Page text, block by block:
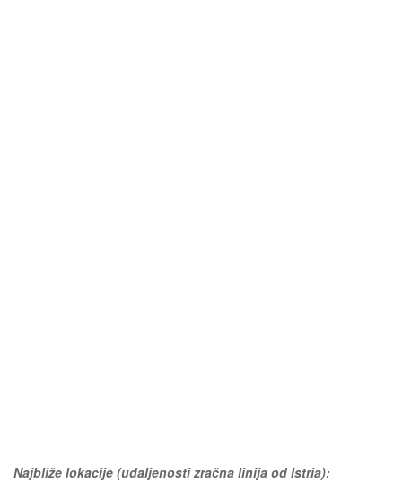
Najbliže lokacije (udaljenosti zračna linija od Istria):